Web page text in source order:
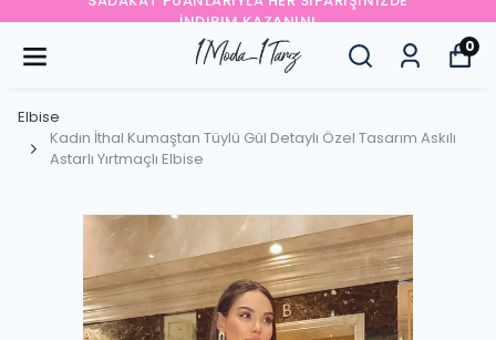
İNDIRIM KAZANIN!
0
Elbise
Kadın İthal Kumaştan Tüylü Gül Detaylı Özel Tasarım Askılı
Astarlı Yırtmaçlı Elbise